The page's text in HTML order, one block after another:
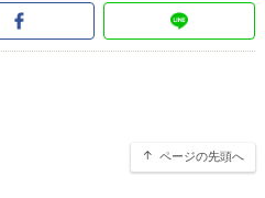
ページの先頭へ